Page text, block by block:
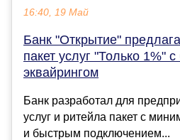
16:40, 19 Май
Банк "Открытие"
пакет услуг "Только 1%"
эквайрингом
Банк разработал для
услуг и ритейла пакет с
и быстрым подключением...